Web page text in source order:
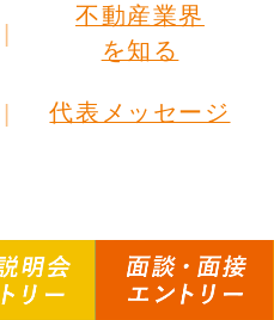
不動産業界
を知る
代表メッセージ